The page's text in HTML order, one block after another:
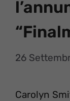
26
Carolyn